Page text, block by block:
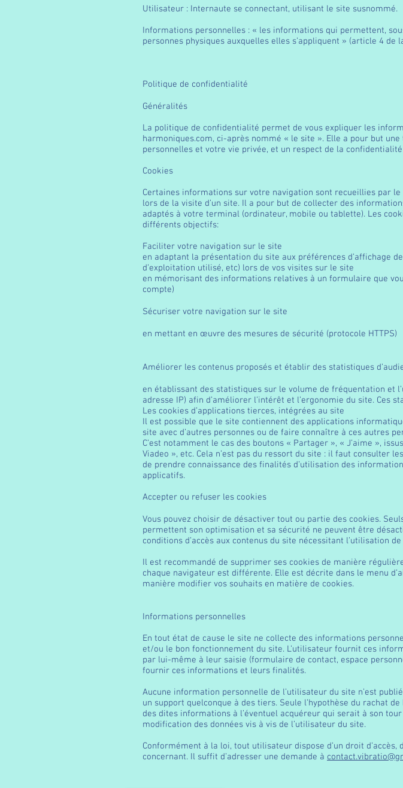
Utilisateur : Internaute se connectant, utilisant le site susnommé.
Informations personnelles : « les informations qui permettent,
personnes physiques auxquelles elles s’appliquent » (article 4 de
Politique de confidentialité
Généralités
La politique de confidentialité permet de vous expliquer les
harmoniques.com, ci-après nommé « le site ». Elle a pour but
personnelles et votre vie privée, et un respect de la
Cookies
Certaines informations sur votre navigation sont recueillies par
lors de la visite d’un site. Il a pour but de collecter des
adaptés à votre terminal (ordinateur, mobile ou tablette). Les
différents objectifs:
Faciliter votre navigation sur le site
en adaptant la présentation du site aux préférences d’affichage
d’exploitation utilisé, etc) lors de vos visites sur le site
en mémorisant des informations relatives à un formulaire que
compte)
Sécuriser votre navigation sur le site
en mettant en œuvre des mesures de sécurité (protocole HTTPS)
Améliorer les contenus proposés et établir des statistiques
en établissant des statistiques sur le volume de fréquentation et
adresse IP) afin d’améliorer l’intérêt et l’ergonomie du site. Ces
Les cookies d’applications tierces, intégrées au site
Il est possible que le site contiennent des applications
site avec d’autres personnes ou de faire connaître à ces autres
C’est notamment le cas des boutons « Partager », « J’aime »,
Viadeo », etc. Cela n’est pas du ressort du site : il faut consulter
de prendre connaissance des finalités d’utilisation des
applicatifs.
Accepter ou refuser les cookies
Vous pouvez choisir de désactiver tout ou partie des cookies.
permettent son optimisation et sa sécurité ne peuvent être
conditions d’accès aux contenus du site nécessitant l’utilisation
Il est recommandé de supprimer ses cookies de manière
chaque navigateur est différente. Elle est décrite dans le menu
manière modifier vos souhaits en matière de cookies.
Informations personnelles
En tout état de cause le site ne collecte des informations
et/ou le bon fonctionnement du site. L’utilisateur fournit ces
par lui-même à leur saisie (formulaire de contact, espace
fournir ces informations et leurs finalités.
Aucune information personnelle de l’utilisateur du site n’est
un support quelconque à des tiers. Seule l’hypothèse du rachat
des dites informations à l’éventuel acquéreur qui serait à son
modification des données vis à vis de l’utilisateur du site.
Conformément à la loi, tout utilisateur dispose d’un droit
concernant. Il suffit d’adresser une demande à